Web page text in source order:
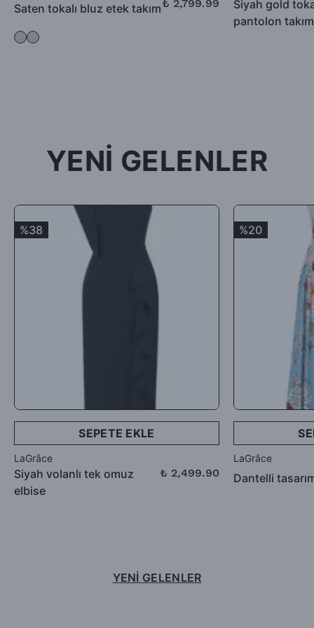
-İade için göndermiş olduğunuz ürün / ürünler 5 günü geçmiş,
kullanılmış, satılabilirlik özelliğini kaybetmiş, Faturası (varsa)
uygunluğunun kontrolünden sonra, 7 ile 10 iş günü arasında
ürün bedelinizden iade kargo ücretinizin kesintisi yapılarak geri
Satın aldığınız ürünler için Hediye Çeki, Değişim ya da ücret
iadesi talep edebilirsiniz.
Saten tokalı bluz etek takım₺ 2,799.99
Siyah gold
pantolon takım
YENİ GELENLER
%38
SEPETE EKLE
LaGrâce
Siyah volanlı tek omuz
elbise
₺ 2,499.90
%20
LaGrâce
Dantelli
YENİ GELENLER